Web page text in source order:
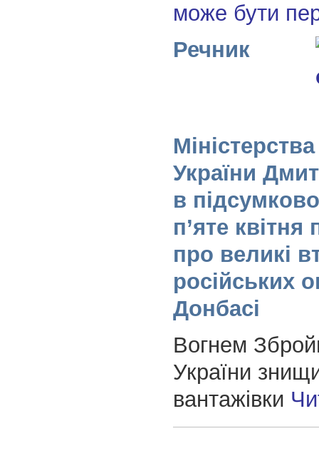
може бути
Речник
України
в
п’яте
про великі
російських
Донбасі
Вогнем
України
вантажівки